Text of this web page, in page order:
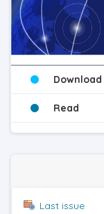
Download
Read
Last issue